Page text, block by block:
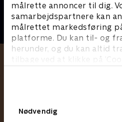
målrette annoncer til dig.
samarbejdspartnere kan
målrettet markedsføring
platforme. Du kan til- og
herunder, og du kan altid
tilbage ved at klikke på
Nødvendig
Årgang 0
Livsstil • 21 sæsoner